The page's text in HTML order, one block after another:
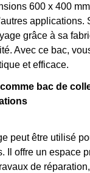
600 x 400
applications.
grâce à sa
Avec ce bac,
et efficace.
bac de
peut être utilisé
Il offre un espace
de